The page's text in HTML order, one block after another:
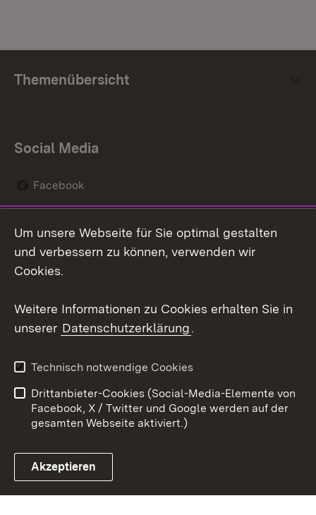
Themenübersicht
Social Media
Facebook
Social Wall
Youtube
Link zum Landesportal
Kontakt
Datenschutz
Barrierefreiheit
Impressum Cookies
Um unsere Webseite für Sie optimal gestalten
und verbessern zu können, verwenden wir
Cookies.
Weitere Informationen zu Cookies erhalten Sie in
unserer Datenschutzerklärung.
Technisch notwendige Cookies
Drittanbieter-Cookies (Social-Media-Elemente von
Facebook, X / Twitter und Google werden auf der
gesamten Webseite aktiviert.)
Akzeptieren